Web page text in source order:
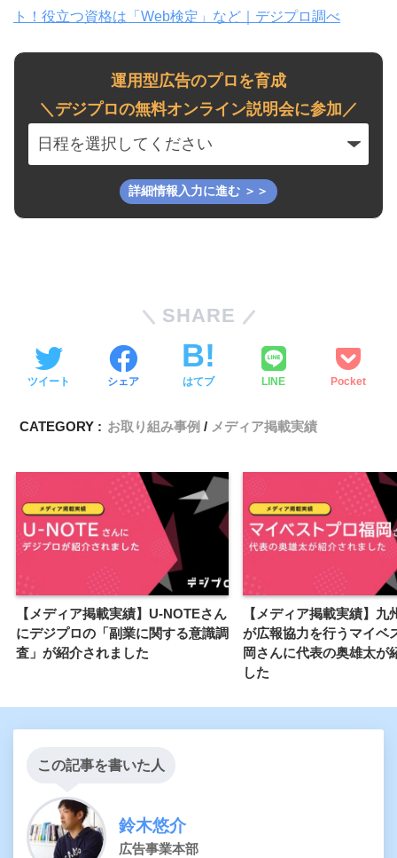
ト！役立つ資格は「Web検定」など｜デジプロ調べ
運用型広告のプロを育成
＼デジプロの無料オンライン説明会に参加／
SHARE
ツイート シェア はてブ LINE Pocket
CATEGORY : お取り組み事例 メディア掲載実績
【メディア掲載実績】U-NOTEさん
にデジプロの「副業に関する意識調
査」が紹介されました
【メディア掲載実績】九
が広報協力を行うマイベ
岡さんに代表の奥雄太が
した
この記事を書いた人
鈴木悠介
広告事業本部